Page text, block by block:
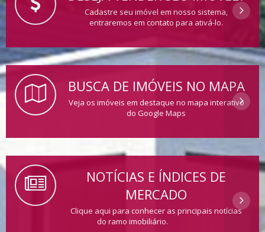
Cadastre seu imóvel em nosso sistema,
entraremos em contato para ativá-lo.
BUSCA DE IMÓVEIS NO MAPA
Veja os imóveis em destaque no mapa interativo
do Google Maps
NOTÍCIAS E ÍNDICES DE
MERCADO
Clique aqui para conhecer as principais notícias
do ramo imobiliário.